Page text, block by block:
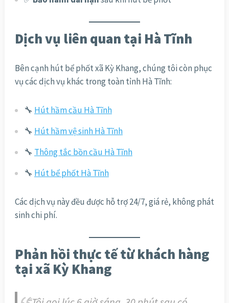
Dịch vụ liên quan tại Hà Tĩnh
Bên cạnh hút bể phốt xã Kỳ Khang, chúng tôi còn phục
vụ các dịch vụ khác trong toàn tỉnh Hà Tĩnh:
🔧 Hút hầm cầu Hà Tĩnh
🔧 Hút hầm vệ sinh Hà Tĩnh
🔧 Thông tắc bồn cầu Hà Tĩnh
🔧 Hút bể phốt Hà Tĩnh
Các dịch vụ này đều được hỗ trợ 24/7, giá rẻ, không phát
sinh chi phí.
Phản hồi thực tế từ khách hàng
tại xã Kỳ Khang